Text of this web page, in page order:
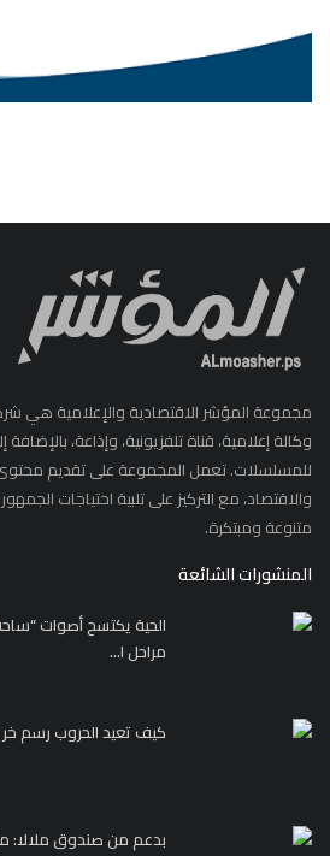
مجموعة المؤشر الاقتصادية والإعلامية هي
وكالة إعلامية، قناة تلفزيونية، وإذاعة،
للمسلسلات. تعمل المجموعة على تقديم محتوى
والاقتصاد، مع التركيز على تلبية احتياجات
متنوعة ومبتكرة.
المنشورات الشائعة
الحية يكتسح أصوات
مراحل ا...
كيف تعيد الحروب رسم
بدعم من صندوق ملالا: